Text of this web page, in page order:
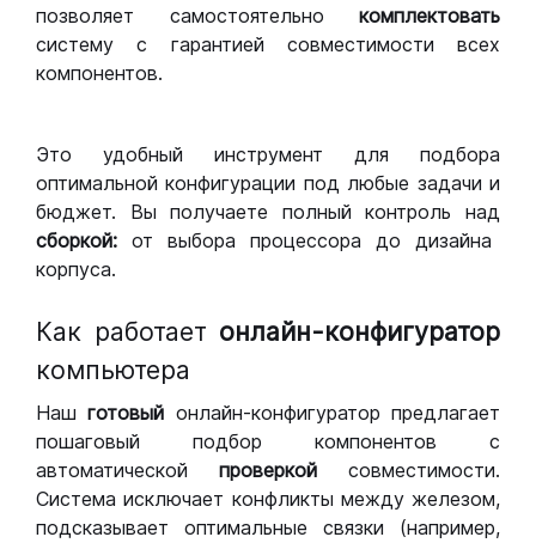
позволяет самостоятельно комплектовать
систему с гарантией совместимости всех
компонентов.
Это удобный инструмент для подбора
оптимальной конфигурации под любые задачи и
бюджет. Вы получаете полный контроль над
сборкой: от выбора процессора до дизайна
корпуса.
Как работает онлайн-конфигуратор
компьютера
Нашготовый онлайн-конфигуратор предлагает
пошаговый подбор компонентов с
автоматической проверкой совместимости.
Система исключает конфликты между железом,
подсказывает оптимальные связки (например,